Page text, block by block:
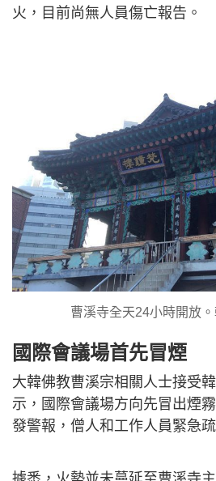
火，目前尚無人員傷亡報告。
曹溪寺全天24小時開放
國際會議場首先冒煙
大韓佛教曹溪宗相關人士接受
示，國際會議場方向先冒出煙
發警報，僧人和工作人員緊急疏